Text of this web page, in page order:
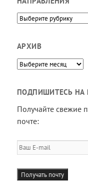
Направления
АРХИВ
Архив
ПОДПИШИТЕСЬ НА
Получайте свежие
почте:
Ваш
E-
mail
Получать почту